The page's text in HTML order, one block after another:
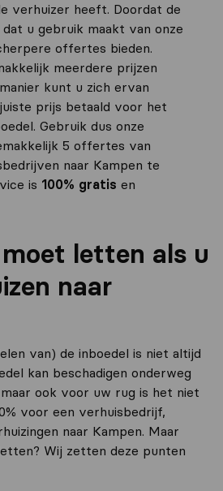
verhuizer heeft. Doordat de
u gebruik maakt van onze
offertes bieden.
meerdere prijzen
kunt u zich ervan
prijs betaald voor het
Gebruik dus onze
5 offertes van
naar Kampen te
is 100% gratis en
letten als u
naar
van) de inboedel is niet altijd
kan beschadigen onderweg
ook voor uw rug is het niet
voor een verhuisbedrijf,
naar Kampen. Maar
Wij zetten deze punten